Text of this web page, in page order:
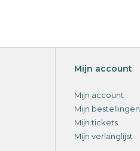
Mijn account
Mijn account
Mijn bestellingen
Mijn tickets
Mijn verlanglijst